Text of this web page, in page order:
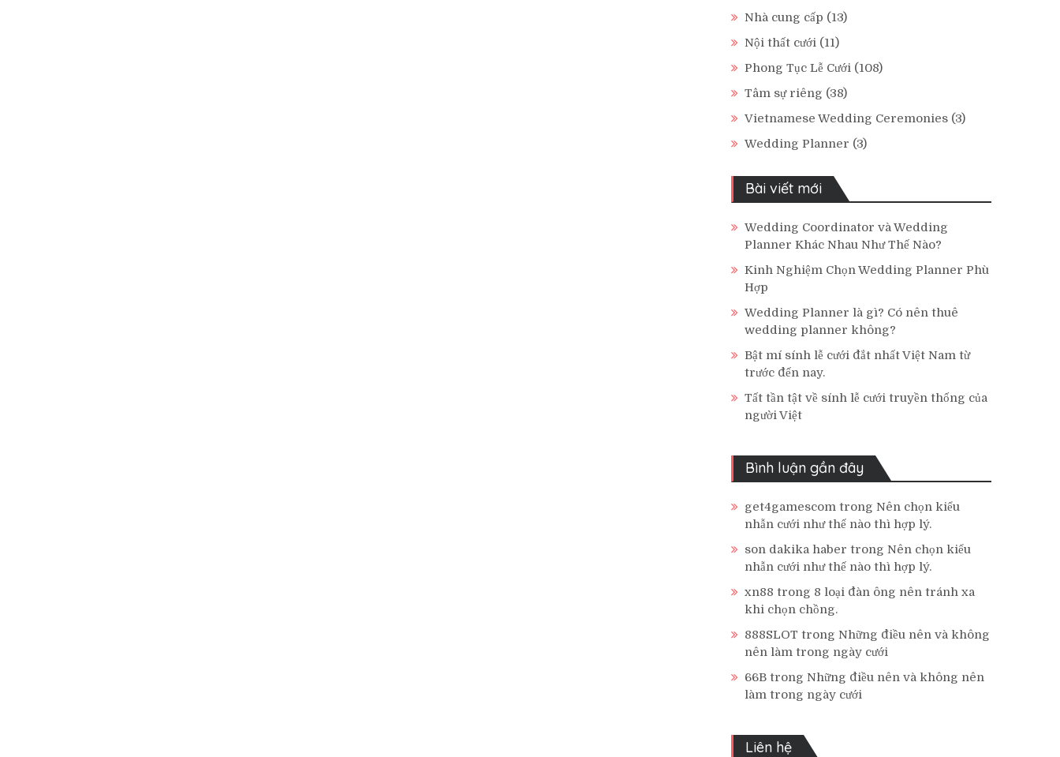
Nhà cung cấp (13)
Nội thất cưới (11)
Phong Tục Lễ Cưới (108)
Tâm sự riêng (38)
Vietnamese Wedding Ceremonies (3)
Wedding Planner (3)
Bài viết mới
Wedding Coordinator và Wedding
Planner Khác Nhau Như Thế Nào?
Kinh Nghiệm Chọn Wedding Planner Phù
Hợp
Wedding Planner là gì? Có nên thuê
wedding planner không?
Bật mí sính lễ cưới đắt nhất Việt Nam từ
trước đến nay.
Tất tần tật về sính lễ cưới truyền thống của
người Việt
Bình luận gần đây
get4gamescom trong Nên chọn kiểu
nhẫn cưới như thế nào thì hợp lý.
son dakika haber trong Nên chọn kiểu
nhẫn cưới như thế nào thì hợp lý.
xn88 trong 8 loại đàn ông nên tránh xa
khi chọn chồng.
888SLOT trong Những điều nên và không
nên làm trong ngày cưới
66B trong Những điều nên và không nên
làm trong ngày cưới
Liên hệ